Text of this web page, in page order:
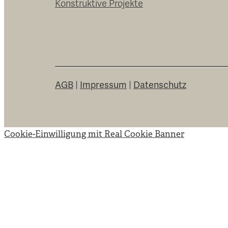
Konstruktive Projekte
AGB | Impressum | Datenschutz
Cookie-Einwilligung mit Real Cookie Banner